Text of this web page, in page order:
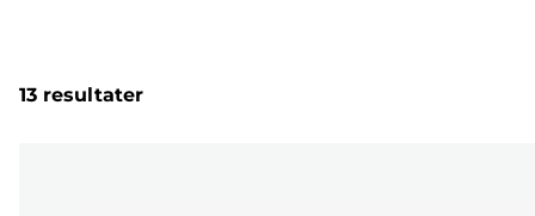
13 resultater